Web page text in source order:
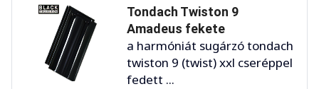
Tondach Twiston 9
Amadeus fekete
a harmóniát sugárzó tondach
twiston 9 (twist) xxl cseréppel
fedett ...